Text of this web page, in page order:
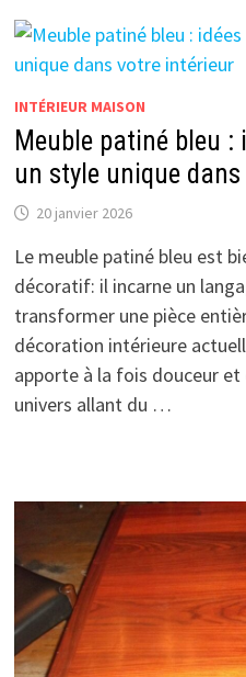
INTÉRIEUR MAISON
Meuble patiné bleu
un style unique
20 janvier 2026
Le meuble patiné bleu est
décoratif: il incarne un
transformer une pièce
décoration intérieure
apporte à la fois douceur et
univers allant du …